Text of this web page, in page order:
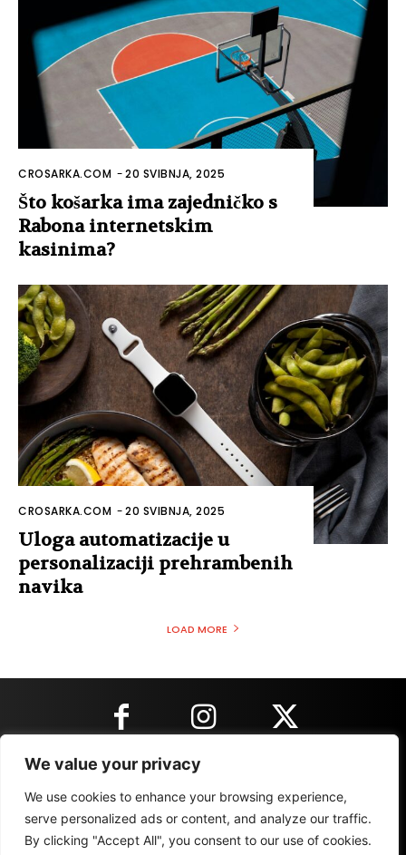
We value your privacy
We use cookies to enhance your browsing experience,
serve personalized ads or content, and analyze our traffic.
By clicking "Accept All", you consent to our use of cookies.
CROSARKA.COM -20 SVIBNJA, 2025
Što košarka ima zajedničko s
Rabona internetskim
kasinima?
CROSARKA.COM -20 SVIBNJA, 2025
Uloga automatizacije u
personalizaciji prehrambenih
navika
LOAD MORE
KONTAKT INFORMACIJE
IMPRESSUM MARKETING REZULTATI